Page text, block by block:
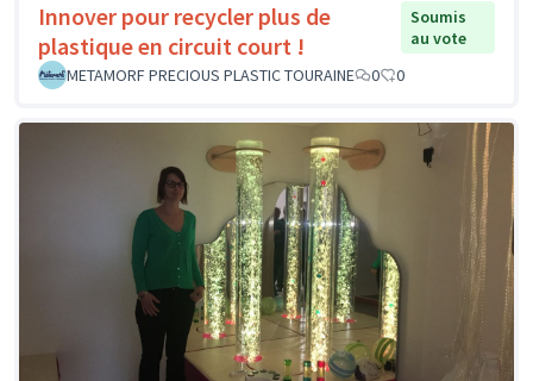
Innover pour recycler plus de
plastique en circuit court !
Soumis
au vote
METAMORF PRECIOUS PLASTIC TOURAINE
0 0